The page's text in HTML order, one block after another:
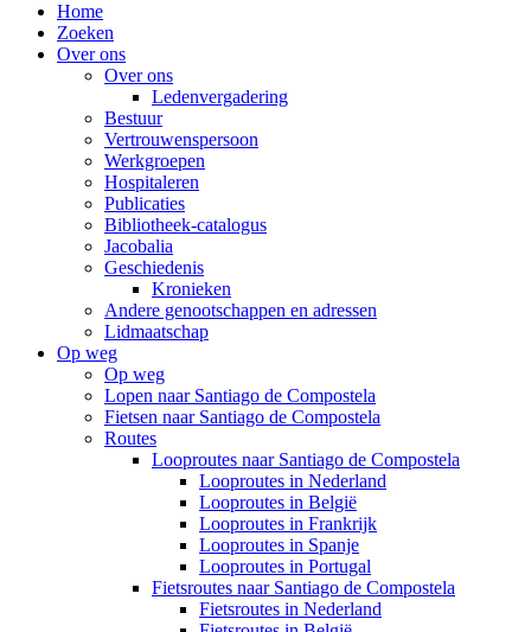
Home
Zoeken
Over ons
Over ons
Ledenvergadering
Bestuur
Vertrouwenspersoon
Werkgroepen
Hospitaleren
Publicaties
Bibliotheek-catalogus
Jacobalia
Geschiedenis
Kronieken
Andere genootschappen en adressen
Lidmaatschap
Op weg
Op weg
Lopen naar Santiago de Compostela
Fietsen naar Santiago de Compostela
Routes
Looproutes naar Santiago de Compostela
Looproutes in Nederland
Looproutes in België
Looproutes in Frankrijk
Looproutes in Spanje
Looproutes in Portugal
Fietsroutes naar Santiago de Compostela
Fietsroutes in Nederland